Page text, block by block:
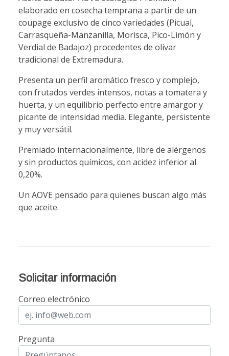
elaborado en cosecha temprana a partir de un
coupage exclusivo de cinco variedades (Picual,
Carrasqueña-Manzanilla, Morisca, Pico-Limón y
Verdial de Badajoz) procedentes de olivar
tradicional de Extremadura.
Presenta un perfil aromático fresco y complejo,
con frutados verdes intensos, notas a tomatera y
huerta, y un equilibrio perfecto entre amargor y
picante de intensidad media. Elegante, persistente
y muy versátil.
Premiado internacionalmente, libre de alérgenos
y sin productos químicos, con acidez inferior al
0,20%.
Un AOVE pensado para quienes buscan algo más
que aceite.
Solicitar información
Correo electrónico
Pregunta